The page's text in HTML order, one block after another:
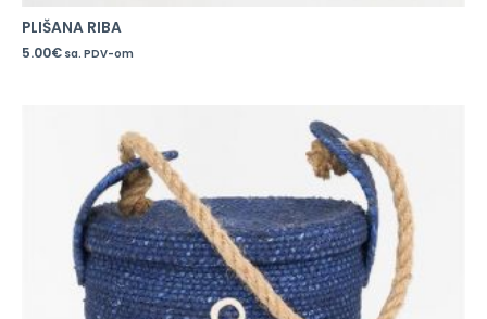
PLIŠANA RIBA
5.00€ sa. PDV-om